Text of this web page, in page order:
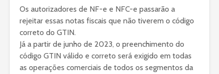
Os autorizadores de NF-e e NFC-e passarão a
rejeitar essas notas fiscais que não tiverem o código
correto do GTIN.
Já a partir de junho de 2023, o preenchimento do
código GTIN válido e correto será exigido em todas
as operações comerciais de todos os segmentos da